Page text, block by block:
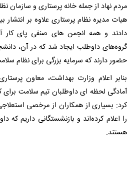
هیات مدیره نظام پرستاری علاوه بر انتشار
دادند و همه انجمن های صنفی پای کار
گروه‌های داوطلب ایجاد شد که در آن،
حضور دارند که سرمایه بزرگی برای نظام
بنابر اعلام وزارت بهداشت، معاون
آمادگی لحظه ای داوطلبان تیم سلامت
کرد: بسیاری از همکاران از مرخصی
را اعلام کرده‌اند و بازنشستگانی داریم
هستند.